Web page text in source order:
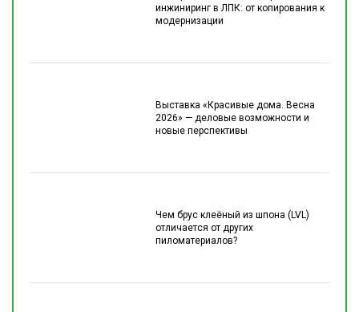
инжиниринг в ЛПК: от копирования к
модернизации
Выставка «Красивые дома. Весна
2026» — деловые возможности и
новые перспективы
Чем брус клеёный из шпона (LVL)
отличается от других
пиломатериалов?